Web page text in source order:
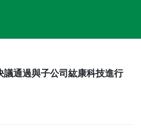
議通過與子公司紘康科技進行